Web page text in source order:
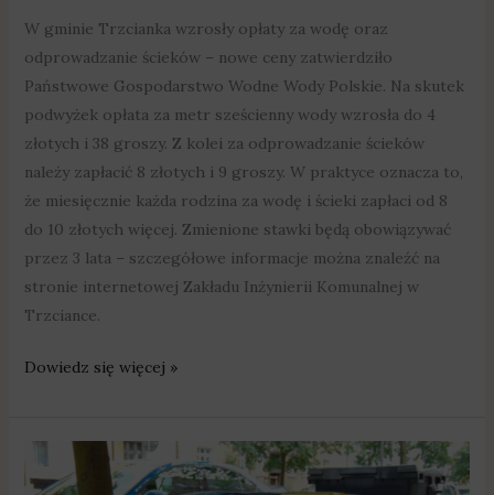
W gminie Trzcianka wzrosły opłaty za wodę oraz
odprowadzanie ścieków – nowe ceny zatwierdziło
Państwowe Gospodarstwo Wodne Wody Polskie. Na skutek
podwyżek opłata za metr sześcienny wody wzrosła do 4
złotych i 38 groszy. Z kolei za odprowadzanie ścieków
należy zapłacić 8 złotych i 9 groszy. W praktyce oznacza to,
że miesięcznie każda rodzina za wodę i ścieki zapłaci od 8
do 10 złotych więcej. Zmienione stawki będą obowiązywać
przez 3 lata – szczegółowe informacje można znaleźć na
stronie internetowej Zakładu Inżynierii Komunalnej w
Trzciance.
Dowiedz się więcej »
stycznia